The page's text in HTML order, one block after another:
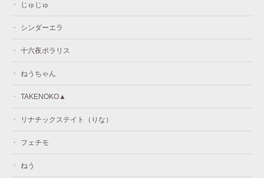
じゅじゅ
シンダーエラ
十六夜ポラリス
ねうちゃん
TAKENOKO▲
リナチックステイト（りな）
フェチモ
ねう